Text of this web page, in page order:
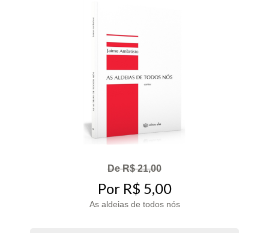
De R$ 21,00
Por R$ 5,00
As aldeias de todos nós